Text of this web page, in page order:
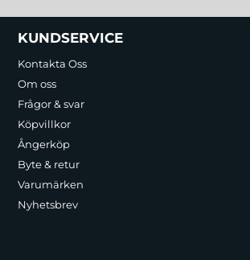
Sidfot Blandad info
KUNDSERVICE
Kontakta Oss
Om oss
Frågor & svar
Köpvillkor
Ångerköp
Byte & retur
Varumärken
Nyhetsbrev